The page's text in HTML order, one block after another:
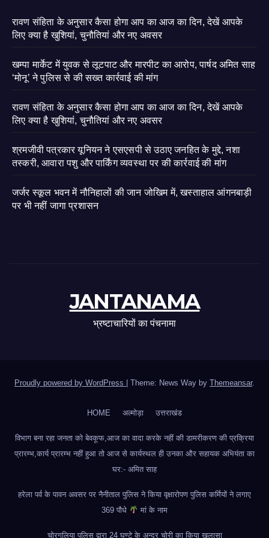
रावण संहिता के अनुसार कैसा होगा आप का आज का दिन, देखें आपके
लिए क्या है खुशियां, चुनौतियां और नए अवसर
खम्पा मार्केट में युवक से लूटपाट और मारपीट का आरोप, पार्षद अमित साह
‘मोनू’ ने पुलिस से की सख्त कार्रवाई की मांग
रावण संहिता के अनुसार कैसा होगा आप का आज का दिन, देखें आपके
लिए क्या है खुशियां, चुनौतियां और नए अवसर
श्रमजीवी पत्रकार यूनियन ने एसएसपी से उठाए जनहित के मुद्दे, नशा
तस्करी, आवारा पशु और पार्किंग व्यवस्था पर की कार्रवाई की मांग
जर्जर स्कूल भवन में नौनिहालों की जान जोखिम में, खस्ताहाल आंगनबाड़ी
पर भी नहीं जागा प्रशासन
JANTANAMA
भ्रष्टाचारियों का पंचनामा
Proudly powered by WordPress Theme: News Way by Themeansar.
HOME अल्मोड़ा उत्तराखंड
विभाग बना रहा जनता को बेवकूफ,आज का वादा करके नहीं की डामरीकरण की प्रक्रिया
प्रारम्भ,कार्य प्रारम्भ नहीं हुआ तो आज से कार्यस्थल ही उनका और सहायक अभियंता का
घर:- अमित साह
हरेला पर्व के पावन अवसर पर नैनीताल पुलिस ने किया वृक्षारोपण पुलिस कर्मियों ने लगाए
369 पौधे
मां के नाम
चोरगलिया पुलिस द्वारा 24 घण्टे के अन्दर चोरी का किया खुलासा